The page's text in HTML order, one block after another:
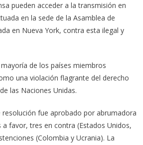
pueden acceder a la transmisión en
en la sede de la Asamblea de
en Nueva York, contra esta ilegal y
de los países miembros
una violación flagrante del derecho
las Naciones Unidas.
resolución fue aprobado por abrumadora
favor, tres en contra (Estados Unidos,
(Colombia y Ucrania). La